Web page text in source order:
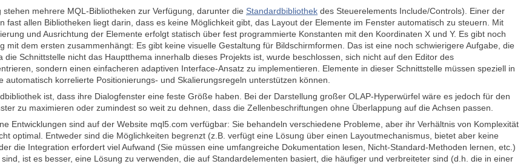
mehrere MQL-Bibliotheken zur Verfügung, darunter die Standardbibliothek des Steuerelements Include/Controls). Einer der
fast allen Bibliotheken liegt darin, dass es keine Möglichkeit gibt, das Layout der Elemente im Fenster automatisch zu steuern. Mit
und Ausrichtung der Elemente erfolgt statisch über fest programmierte Konstanten mit den Koordinaten X und Y. Es gibt noch
mit dem ersten zusammenhängt: Es gibt keine visuelle Gestaltung für Bildschirmformen. Das ist eine noch schwierigere Aufgabe, die
die Schnittstelle nicht das Hauptthema innerhalb dieses Projekts ist, wurde beschlossen, sich nicht auf den Editor des
sondern einen einfacheren adaptiven Interface-Ansatz zu implementieren. Elemente in dieser Schnittstelle müssen speziell in
automatisch korrelierte Positionierungs- und Skalierungsregeln unterstützen können.
ist, dass ihre Dialogfenster eine feste Größe haben. Bei der Darstellung großer OLAP-Hyperwürfel wäre es jedoch für den
zu maximieren oder zumindest so weit zu dehnen, dass die Zellenbeschriftungen ohne Überlappung auf die Achsen passen.
Entwicklungen sind auf der Website mql5.com verfügbar: Sie behandeln verschiedene Probleme, aber ihr Verhältnis von Komplexität
optimal. Entweder sind die Möglichkeiten begrenzt (z.B. verfügt eine Lösung über einen Layoutmechanismus, bietet aber keine
die Integration erfordert viel Aufwand (Sie müssen eine umfangreiche Dokumentation lesen, Nicht-Standard-Methoden lernen, etc.)
ist es besser, eine Lösung zu verwenden, die auf Standardelementen basiert, die häufiger und verbreiteter sind (d.h. die in einer